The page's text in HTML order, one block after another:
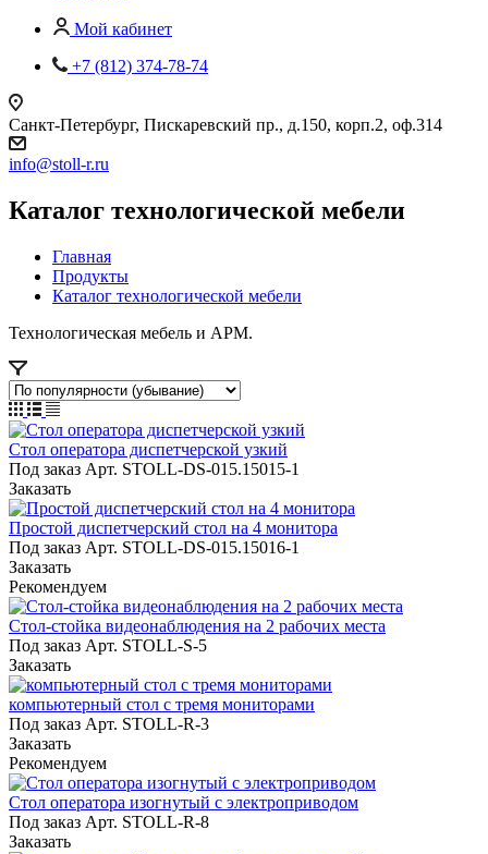
Мой кабинет
+7 (812) 374-78-74
Санкт-Петербург, Пискаревский пр., д.150, корп.2, оф.314
info@stoll-r.ru
Каталог технологической мебели
Главная
Продукты
Каталог технологической мебели
Технологическая мебель и АРМ.
Стол оператора диспетчерской узкий
Под заказ Арт. STOLL-DS-015.15015-1
Заказать
Простой диспетчерский стол на 4 монитора
Под заказ Арт. STOLL-DS-015.15016-1
Заказать
Рекомендуем
Стол-стойка видеонаблюдения на 2 рабочих места
Под заказ Арт. STOLL-S-5
Заказать
компьютерный стол с тремя мониторами
Под заказ Арт. STOLL-R-3
Заказать
Рекомендуем
Стол оператора изогнутый с электроприводом
Под заказ Арт. STOLL-R-8
Заказать